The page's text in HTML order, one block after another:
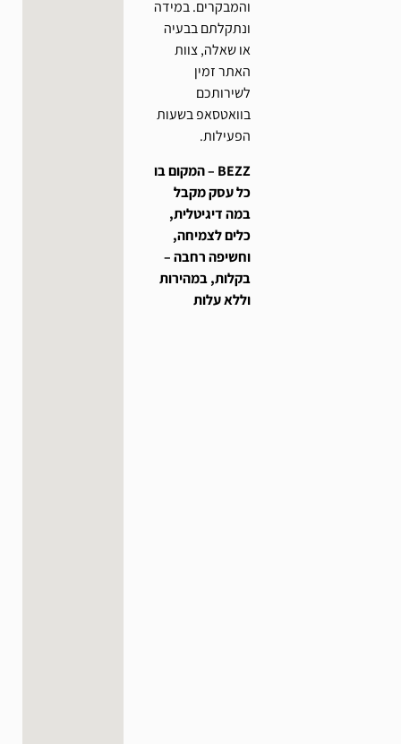
והמבקרים. במידה
ונתקלתם בבעיה
או שאלה, צוות
האתר זמין
לשירותכם
בוואטסאפ בשעות
הפעילות.
BEZZ – המקום בו
כל עסק מקבל
במה דיגיטלית,
כלים לצמיחה,
וחשיפה רחבה –
בקלות, במהירות
וללא עלות